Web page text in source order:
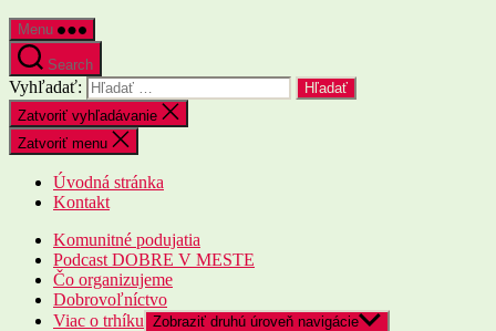
Menu
Search
Vyhľadať:
Zatvoriť vyhľadávanie
Zatvoriť menu
Úvodná stránka
Kontakt
Komunitné podujatia
Podcast DOBRE V MESTE
Čo organizujeme
Dobrovoľníctvo
Viac o trhíku Zobraziť druhú úroveň navigácie